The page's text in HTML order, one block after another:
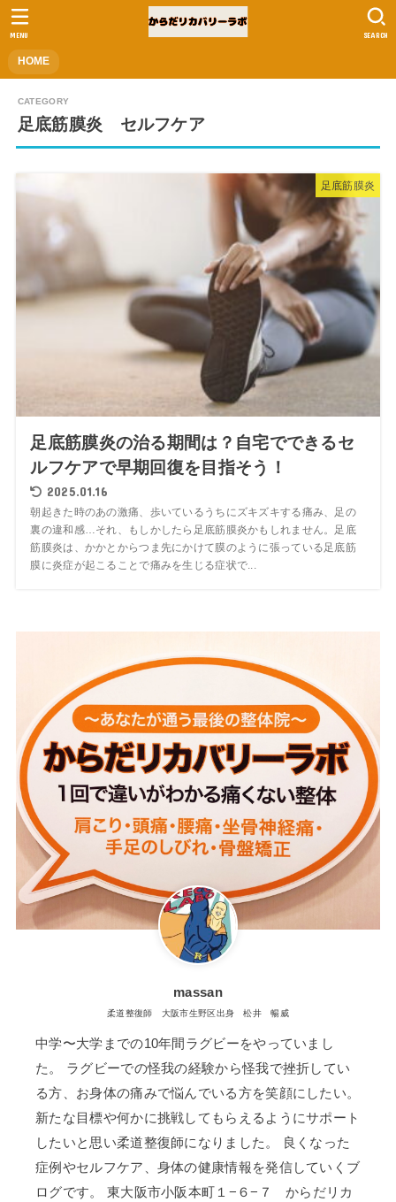
HOME
SEARCH
MENU
足底筋膜炎 セルフケア
足底筋膜炎
足底筋膜炎の治る期間は？自宅でできるセ
ルフケアで早期回復を目指そう！
2025.01.16
朝起きた時のあの激痛、歩いているうちにズキズキする痛み、足の
裏の違和感…それ、もしかしたら足底筋膜炎かもしれません。足底
筋膜炎は、かかとからつま先にかけて膜のように張っている足底筋
膜に炎症が起こることで痛みを生じる症状で...
massan
柔道整復師 大阪市生野区出身 松井 暢威
中学〜大学までの10年間ラグビーをやっていまし
た。 ラグビーでの怪我の経験から怪我で挫折してい
る方、お身体の痛みで悩んでいる方を笑顔にしたい。
新たな目標や何かに挑戦してもらえるようにサポート
したいと思い柔道整復師になりました。 良くなった
症例やセルフケア、身体の健康情報を発信していくブ
ログです。 東大阪市小阪本町１−６−７ からだリカ